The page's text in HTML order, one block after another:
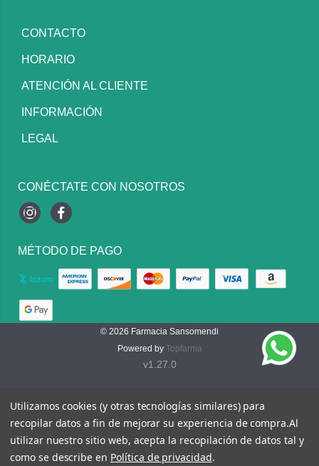
CONTACTO
HORARIO
ATENCIÓN AL CLIENTE
INFORMACIÓN
LEGAL
CONÉCTATE CON NOSOTROS
InstagramFacebook
MÉTODO DE PAGO
© 2026 Farmacia Sansomendi
Powered by Topfarma
v1.27.0
Utilizamos cookies (y otras tecnologías similares) para
recopilar datos a fin de mejorar su experiencia de compra.Al
utilizar nuestro sitio web, acepta la recopilación de datos tal y
como se describe en Política de privacidad.